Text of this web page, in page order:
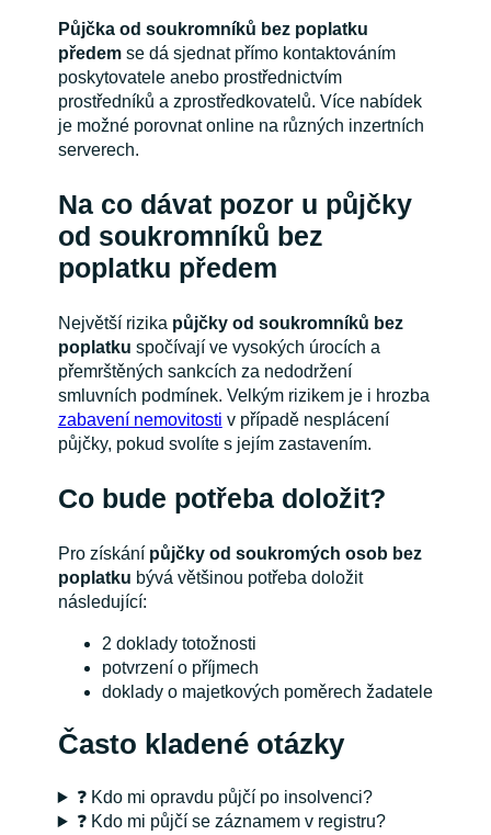
Půjčka od soukromníků bez poplatku
předemse dá sjednat přímo kontaktováním
poskytovatele anebo prostřednictvím
prostředníků a zprostředkovatelů. Více nabídek
je možné porovnat online na různých inzertních
serverech.
Na co dávat pozor u půjčky
od soukromníků bez
poplatku předem
Největší rizika půjčky od soukromníků bez
poplatku spočívají ve vysokých úrocích a
přemrštěných sankcích za nedodržení
smluvních podmínek. Velkým rizikem je i hrozba
zabavení nemovitosti v případě nesplácení
půjčky, pokud svolíte s jejím zastavením.
Co bude potřeba doložit?
Pro získání půjčky od soukromých osob bez
poplatku bývá většinou potřeba doložit
následující:
2 doklady totožnosti
potvrzení o příjmech
doklady o majetkových poměrech žadatele
Často kladené otázky
❓ Kdo mi opravdu půjčí po insolvenci?
❓ Kdo mi půjčí se záznamem v registru?